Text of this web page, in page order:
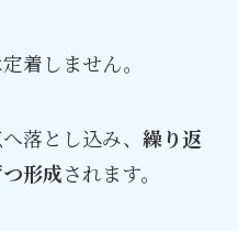
着しません。
落とし込み、 繰り返
形成されます。